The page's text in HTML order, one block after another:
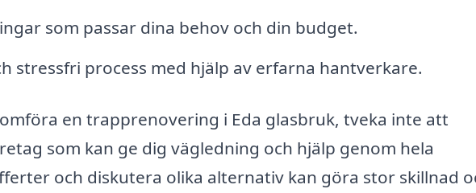
som passar dina behov och din budget.
stressfri process med hjälp av erfarna hantverkare.
en trapprenovering i Eda glasbruk, tveka inte att
som kan ge dig vägledning och hjälp genom hela
och diskutera olika alternativ kan göra stor skillnad